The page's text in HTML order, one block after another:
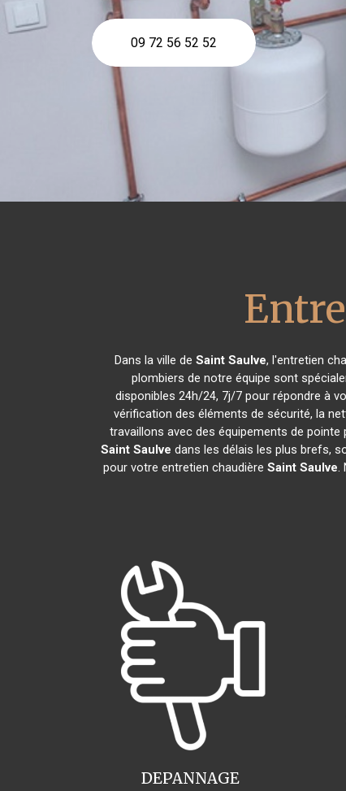
09 72 56 52 52
Dans la ville de Saint Saulve, l'entretien
plombiers de notre équipe sont
disponibles 24h/24, 7j/7 pour répondre à
vérification des éléments de sécurité, la
travaillons avec des équipements de
Saint Saulve dans les délais les plus brefs,
pour votre entretien chaudière Saint Saulve.
DEPANNAGE